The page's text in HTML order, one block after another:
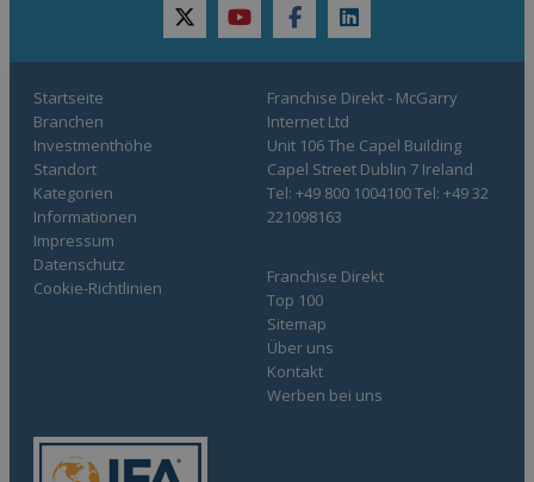
twitteryoutubefacebooklinkedin
Startseite
Branchen
Investmenthöhe
Standort
Kategorien
Informationen
Franchise Direkt
Top 100
Sitemap
Über uns
Kontakt
Werben bei uns
Impressum
Datenschutz
Cookie-Richtlinien
Franchise Direkt - McGarry
Internet Ltd
Unit 106 The Capel Building
Capel Street Dublin 7 Ireland
Tel: +49 800 1004100 Tel: +49 32
221098163